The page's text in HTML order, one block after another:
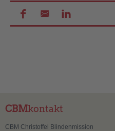
CBMkontakt
CBM Christoffel Blindenmission